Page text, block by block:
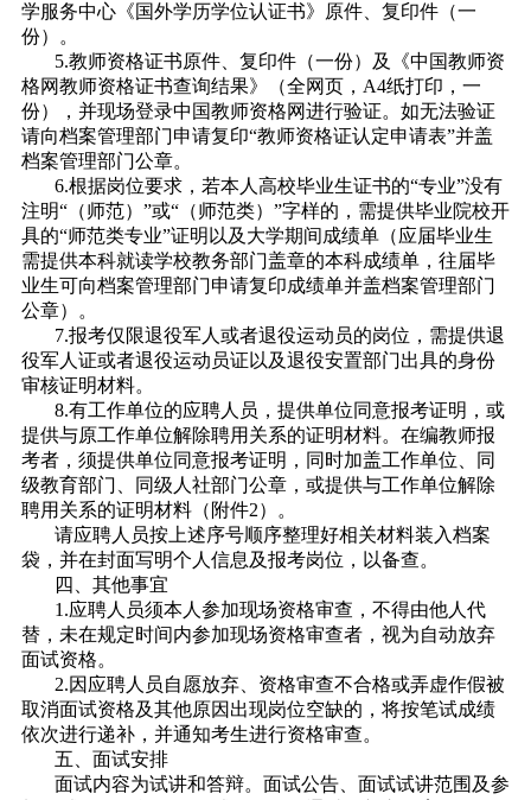
学服务中心《国外学历学位认证书》原件、复印件（一
份）。
5.教师资格证书原件、复印件（一份）及《中国教师资
格网教师资格证书查询结果》（全网页，A4纸打印，一
份），并现场登录中国教师资格网进行验证。如无法验证
请向档案管理部门申请复印“教师资格证认定申请表”并盖
档案管理部门公章。
6.根据岗位要求，若本人高校毕业生证书的“专业”没有
注明“（师范）”或“（师范类）”字样的，需提供毕业院校开
具的“师范类专业”证明以及大学期间成绩单（应届毕业生
需提供本科就读学校教务部门盖章的本科成绩单，往届毕
业生可向档案管理部门申请复印成绩单并盖档案管理部门
公章）。
7.报考仅限退役军人或者退役运动员的岗位，需提供退
役军人证或者退役运动员证以及退役安置部门出具的身份
审核证明材料。
8.有工作单位的应聘人员，提供单位同意报考证明，或
提供与原工作单位解除聘用关系的证明材料。在编教师报
考者，须提供单位同意报考证明，同时加盖工作单位、同
级教育部门、同级人社部门公章，或提供与工作单位解除
聘用关系的证明材料（附件2）。
请应聘人员按上述序号顺序整理好相关材料装入档案
袋，并在封面写明个人信息及报考岗位，以备查。
四、其他事宜
1.应聘人员须本人参加现场资格审查，不得由他人代
替，未在规定时间内参加现场资格审查者，视为自动放弃
面试资格。
2.因应聘人员自愿放弃、资格审查不合格或弄虚作假被
取消面试资格及其他原因出现岗位空缺的，将按笔试成绩
依次进行递补，并通知考生进行资格审查。
五、面试安排
面试内容为试讲和答辩。面试公告、面试试讲范围及参